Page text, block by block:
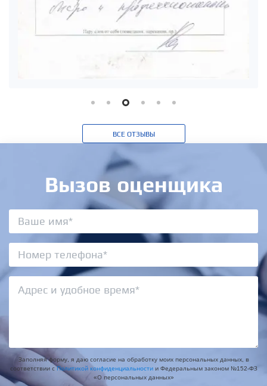
ВСЕ ОТЗЫВЫ
Вызов оценщика
Заполняя форму, я даю согласие на обработку моих персональных данных, в
соответствии сПолитикой конфиденциальностии Федеральным законом №152-ФЗ
«О персональных данных»